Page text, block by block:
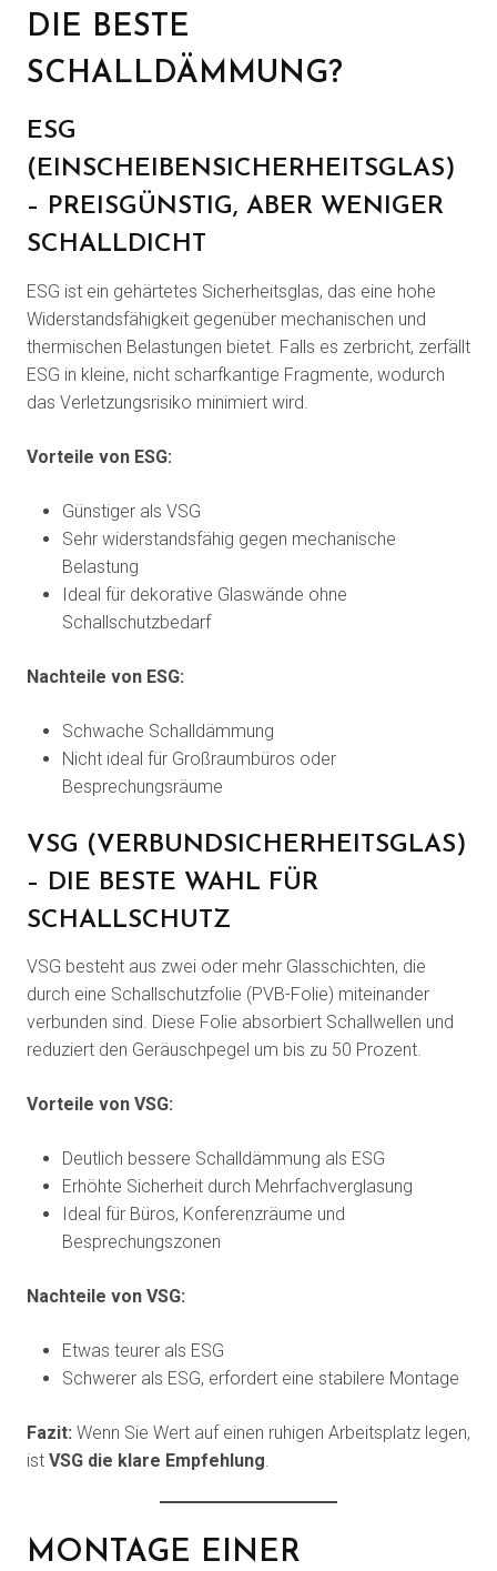
DIE BESTE
SCHALLDÄMMUNG?
ESG
(EINSCHEIBENSICHERHEITSGLAS)
– PREISGÜNSTIG, ABER WENIGER
SCHALLDICHT
ESG ist ein gehärtetes Sicherheitsglas, das eine hohe
Widerstandsfähigkeit gegenüber mechanischen und
thermischen Belastungen bietet. Falls es zerbricht, zerfällt
ESG in kleine, nicht scharfkantige Fragmente, wodurch
das Verletzungsrisiko minimiert wird.
Vorteile von ESG:
Günstiger als VSG
Sehr widerstandsfähig gegen mechanische
Belastung
Ideal für dekorative Glaswände ohne
Schallschutzbedarf
Nachteile von ESG:
Schwache Schalldämmung
Nicht ideal für Großraumbüros oder
Besprechungsräume
VSG (VERBUNDSICHERHEITSGLAS)
– DIE BESTE WAHL FÜR
SCHALLSCHUTZ
VSG besteht aus zwei oder mehr Glasschichten, die
durch eine Schallschutzfolie (PVB-Folie) miteinander
verbunden sind. Diese Folie absorbiert Schallwellen und
reduziert den Geräuschpegel um bis zu 50 Prozent.
Vorteile von VSG:
Deutlich bessere Schalldämmung als ESG
Erhöhte Sicherheit durch Mehrfachverglasung
Ideal für Büros, Konferenzräume und
Besprechungszonen
Nachteile von VSG:
Etwas teurer als ESG
Schwerer als ESG, erfordert eine stabilere Montage
Fazit: Wenn Sie Wert auf einen ruhigen Arbeitsplatz legen,
ist VSG die klare Empfehlung.
MONTAGE EINER